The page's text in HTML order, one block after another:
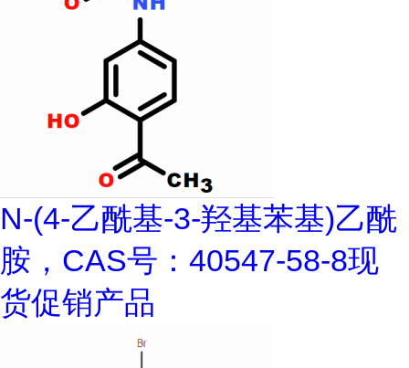
N-(4-乙酰基-3-羟基苯基)乙酰
胺，CAS号：40547-58-8现
货促销产品